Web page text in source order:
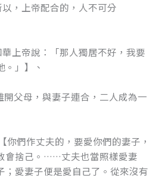
，上帝配合的，人不可分
上帝說：「那人獨居不好，我要
」】、
父母，與妻子連合，二人成為一
你們作丈夫的，要愛你們的妻子，
會捨己。……丈夫也當照樣愛妻
；愛妻子便是愛自己了。從來沒有